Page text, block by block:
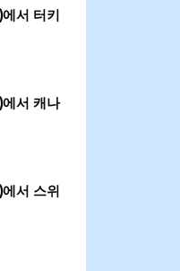
서 터키
서 캐나
서 스위